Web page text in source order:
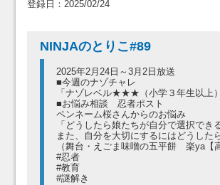
登録日：2025/02/24
NINJAのとりこ#89
2025年2月24日～3月2日放送
■今週のナゾチャレ
「ナゾレベル★★★（小学３年生以上）
■お悩み相談 忍者ポスト
ペンネーム桜さんからのお悩み
「どうしたら娘たちが自分で選択でき
また、自分を大切にするにはどうした
（舞台・えごま味噌の五平餅 楽ya【
#忍者
#教育
#謎解き